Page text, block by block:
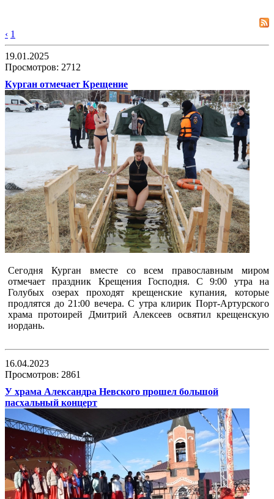
‹ 1
19.01.2025
Просмотров: 2712
Курган отмечает Крещение
Сегодня Курган вместе со всем православным миром
отмечает праздник Крещения Господня. С 9:00 утра на
Голубых озерах проходят крещенские купания, которые
продлятся до 21:00 вечера. С утра клирик Порт-Артурского
храма протоирей Дмитрий Алексеев освятил крещенскую
иордань.
16.04.2023
Просмотров: 2861
У храма Александра Невского прошел большой
пасхальный концерт